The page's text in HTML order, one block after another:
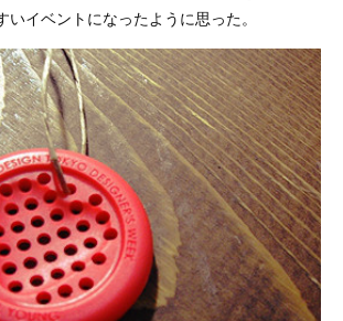
いイベントになったように思った。